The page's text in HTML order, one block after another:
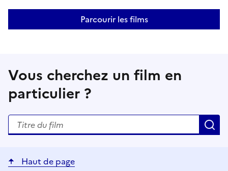
Parcourir les films
Vous cherchez un film en
particulier ?
Rechercher un titre de film
Haut de page